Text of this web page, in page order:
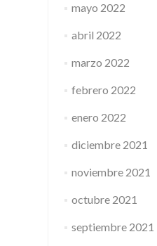
mayo 2022
abril 2022
marzo 2022
febrero 2022
enero 2022
diciembre 2021
noviembre 2021
octubre 2021
septiembre 2021